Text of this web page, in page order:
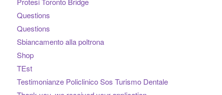
Questions
Questions
Sbiancamento alla poltrona
Shop
TEst
Testimonianze Policlinico Sos Turismo Dentale